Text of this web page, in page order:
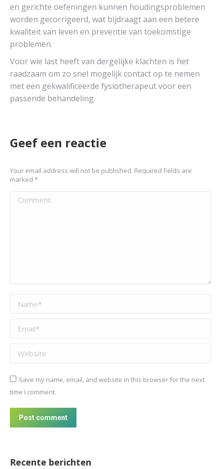
en gerichte oefeningen kunnen houdingsproblemen
worden gecorrigeerd, wat bijdraagt aan een betere
kwaliteit van leven en preventie van toekomstige
problemen.
Voor wie last heeft van dergelijke klachten is het
raadzaam om zo snel mogelijk contact op te nemen
met een gekwalificeerde fysiotherapeut voor een
passende behandeling.
Geef een reactie
Your email address will not be published. Required fields are
marked *
Comment
Name *
Email *
Website
Save my name, email, and website in this browser for the next
time I comment.
Post comment
Recente berichten